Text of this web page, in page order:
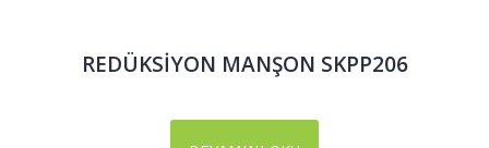
REDÜKSİYON MANŞON SKPP206